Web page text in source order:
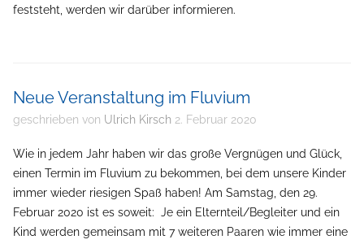
feststeht, werden wir darüber informieren.
Neue Veranstaltung im Fluvium
geschrieben von Ulrich Kirsch 2. Februar 2020
Wie in jedem Jahr haben wir das große Vergnügen und Glück,
einen Termin im Fluvium zu bekommen, bei dem unsere Kinder
immer wieder riesigen Spaß haben! Am Samstag, den 29.
Februar 2020 ist es soweit: Je ein Elternteil/Begleiter und ein
Kind werden gemeinsam mit 7 weiteren Paaren wie immer eine